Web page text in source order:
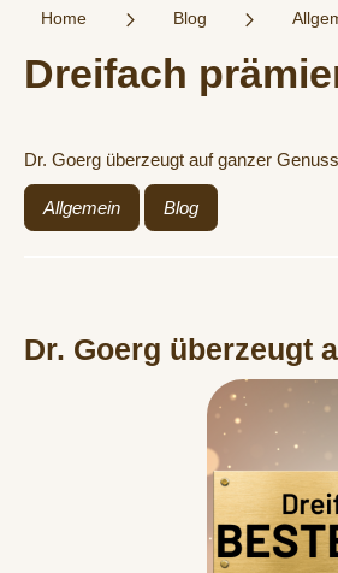
Home Blog
Dreifach
Dr. Goerg überzeugt auf ganzer
Allgemein Blog
Dr. Goerg überzeugt